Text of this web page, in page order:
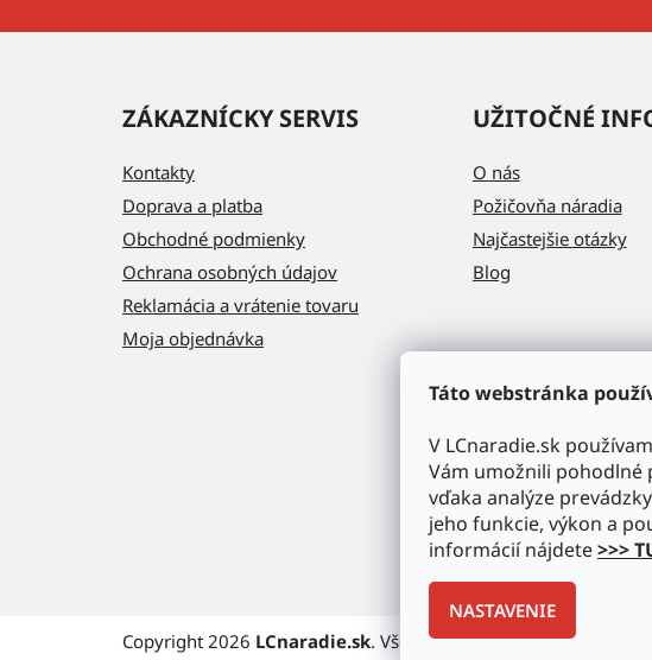
Táto webstránka
V LCnaradie.sk
Vám umožnili pohodlné
vďaka analýze
jeho funkcie, výkon a
informácií nájdete>>>
NASTAVENIE
ZÁKAZNÍCKY SERVIS
Kontakty
Doprava a platba
Obchodné podmienky
Ochrana osobných údajov
Reklamácia a vrátenie tovaru
Moja objednávka
UŽITOČNÉ
O nás
Požičovňa náradia
Najčastejšie otázky
Blog
Copyright 2026 LCnaradie.sk. Všetky práva vyhradené.